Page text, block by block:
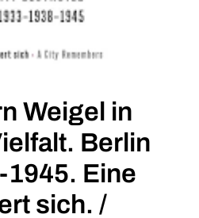
Weigel in
Berlin
Eine
sich. /